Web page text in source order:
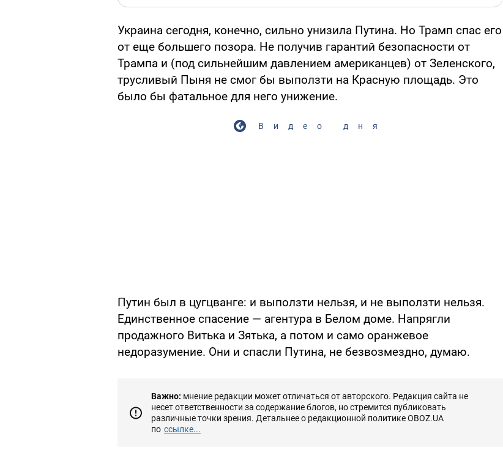
Украина сегодня, конечно, сильно унизила Путина. Но Трамп спас его
от еще большего позора. Не получив гарантий безопасности от
Трампа и (под сильнейшим давлением американцев) от Зеленского,
трусливый Пыня не смог бы выползти на Красную площадь. Это
было бы фатальное для него унижение.
Видео дня
Путин был в цугцванге: и выползти нельзя, и не выползти нельзя.
Единственное спасение — агентура в Белом доме. Напрягли
продажного Витька и Зятька, а потом и само оранжевое
недоразумение. Они и спасли Путина, не безвозмездно, думаю.
Важно: мнение редакции может отличаться от авторского. Редакция сайта не
несет ответственности за содержание блогов, но стремится публиковать
различные точки зрения. Детальнее о редакционной политике OBOZ.UA
по ссылке...